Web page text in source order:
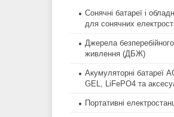
Сонячні батареї і
для сонячних
Джерела безперебійного
живлення (ДБЖ)
Акумуляторні батареї
GEL, LiFePO4 та
Портативні